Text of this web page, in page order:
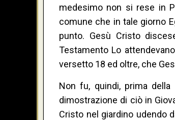
medesimo non si rese in
comune che in tale giorno
punto. Gesù Cristo
Testamento Lo
versetto 18 ed oltre, che
Non fu, quindi, prima
dimostrazione di ciò in
Cristo nel giardino udendo